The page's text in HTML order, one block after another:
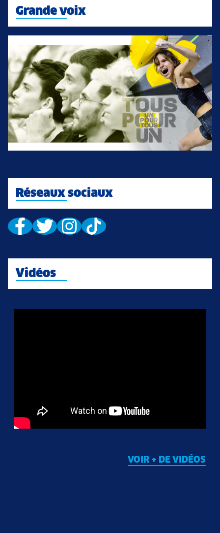
Grande voix
Réseaux sociaux
Vidéos
VOIR + DE VIDÉOS